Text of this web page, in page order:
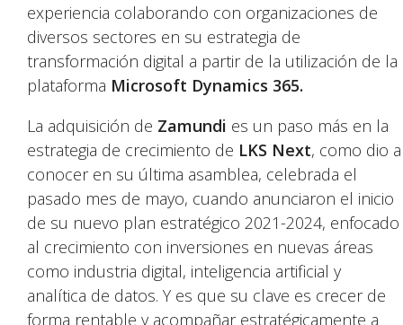
experiencia colaborando con organizaciones de
diversos sectores en su estrategia de
transformación digital a partir de la utilización de la
plataforma Microsoft Dynamics 365.
La adquisición de Zamundi es un paso más en la
estrategia de crecimiento de LKS Next, como dio a
conocer en su última asamblea, celebrada el
pasado mes de mayo, cuando anunciaron el inicio
de su nuevo plan estratégico 2021-2024, enfocado
al crecimiento con inversiones en nuevas áreas
como industria digital, inteligencia artificial y
analítica de datos. Y es que su clave es crecer de
forma rentable y acompañar estratégicamente a